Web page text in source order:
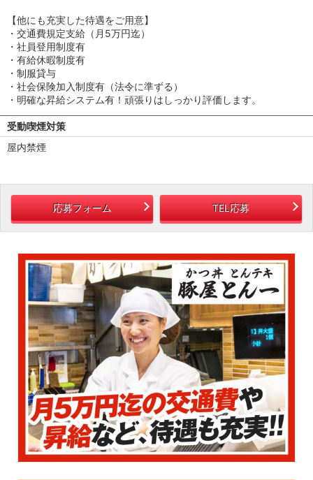
【他にも充実した待遇をご用意】
・交通費規定支給（月5万円迄）
・社員登用制度有
・有給休暇制度有
・制服貸与
・社会保険加入制度有（法令に準ずる）
・明確な昇給システム有！頑張りはしっかり評価します。
受動喫煙対策
屋内禁煙
応募フォーム TEL応募